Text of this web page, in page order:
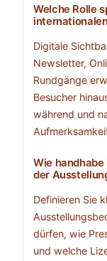
Welche Rolle
Digitale
Newsletter,
Rundgänge
Besucher
während und
Wie
der
Definieren Sie
dürfen, wie
und welche